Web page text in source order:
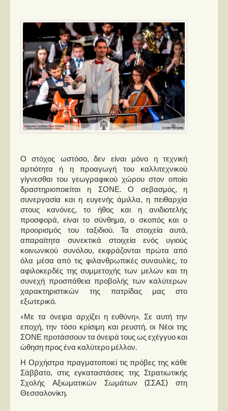
Ο στόχος ωστόσο, δεν είναι μόνο η τεχνική
αρτιότητα ή η προαγωγή του καλλιτεχνικού
γίγνεσθαι του γεωγραφικού χώρου στον οποίο
δραστηριοποιείται η ΣΟΝΕ. Ο σεβασμός, η
συνεργασία και η ευγενής άμιλλα, η πειθαρχία
στους κανόνες, το ήθος και η ανιδιοτελής
προσφορά, είναι το σύνθημα, ο σκοπός και ο
προορισμός του ταξιδιού. Τα στοιχεία αυτά,
απαραίτητα συνεκτικά στοιχεία ενός υγιούς
κοινωνικού συνόλου, εκφράζονται πρώτα από
όλα μέσα από τις φιλανθρωπικές συναυλίες, το
αφιλοκερδές της συμμετοχής των μελών και τη
συνεχή προσπάθεια προβολής των καλύτερων
χαρακτηριστικών της πατρίδας μας στο
εξωτερικό.
«Με τα όνειρα αρχίζει η ευθύνη». Σε αυτή την
εποχή, την τόσο κρίσιμη και ρευστή, οι Νέοι της
ΣΟΝΕ προτάσσουν τα όνειρά τους ως εχέγγυο και
ώθηση προς ένα καλύτερο μέλλον.
Η Ορχήστρα πραγματοποιεί τις πρόβες της κάθε
Σάββατο, στις εγκαταστάσεις της Στρατιωτικής
Σχολής Αξιωματικών Σωμάτων (ΣΣΑΣ) στη
Θεσσαλονίκη.